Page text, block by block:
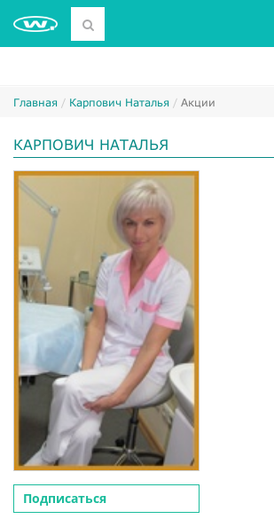
Главная Карпович Наталья Акции
КАРПОВИЧ НАТАЛЬЯ
Подписаться